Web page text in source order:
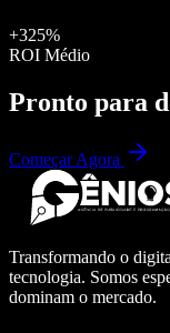
+325%
ROI Médio
Pronto para
Começar Agora
Transformando o
tecnologia. Somos
dominam o mercado.